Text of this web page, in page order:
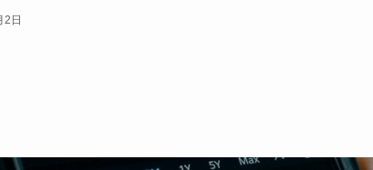
2日